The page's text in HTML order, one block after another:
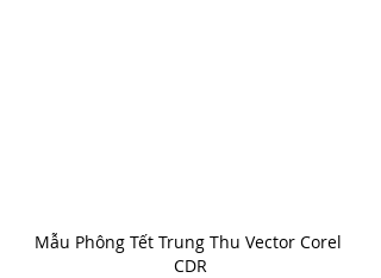
Mẫu Phông Tết Trung Thu Vector Corel
CDR